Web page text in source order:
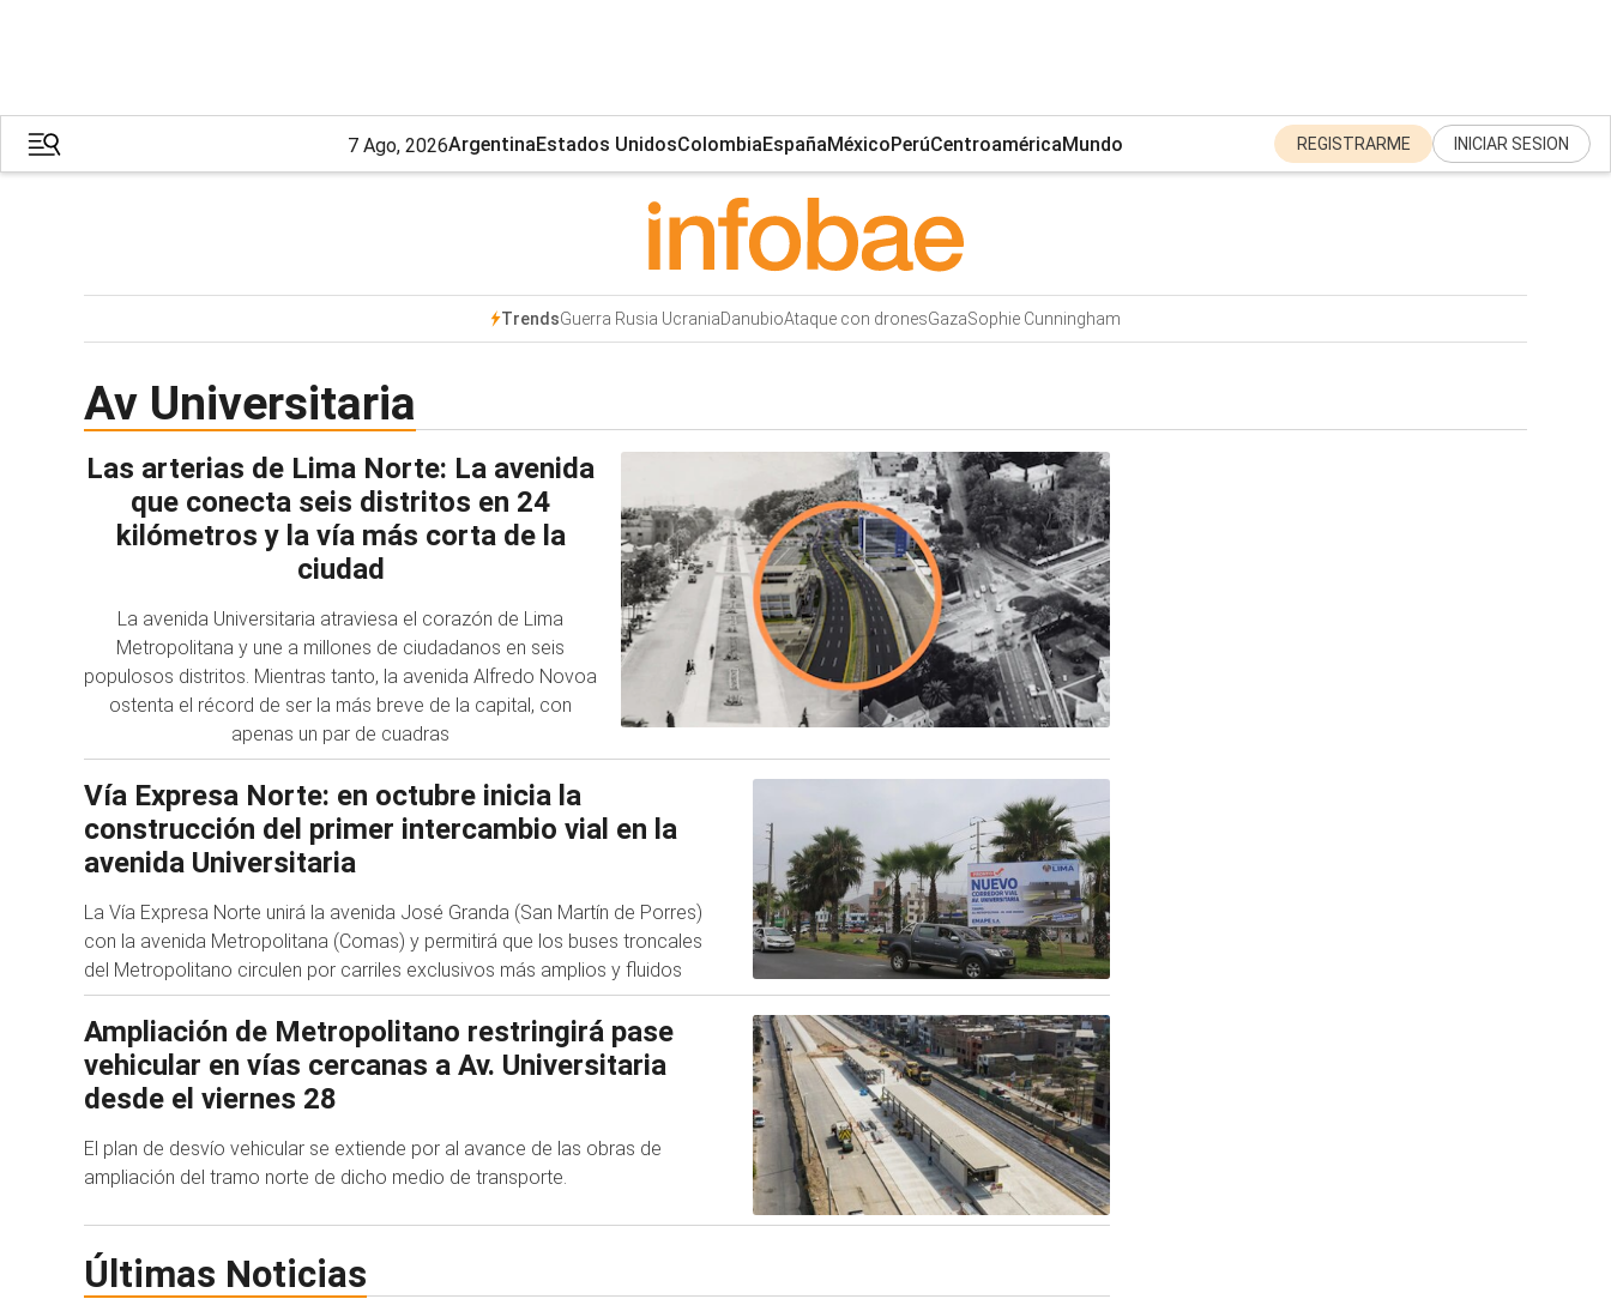
7 Ago, 2026ArgentinaEstados UnidosColombiaEspañaMéxicoPerúCentroaméricaMundo REGISTRARME INICIAR SESION
TrendsGuerra Rusia UcraniaDanubioAtaque con dronesGazaSophie Cunningham
Av Universitaria
Las arterias de Lima Norte: La avenida
que conecta seis distritos en 24
kilómetros y la vía más corta de la
ciudad
La avenida Universitaria atraviesa el corazón de Lima
Metropolitana y une a millones de ciudadanos en seis
populosos distritos. Mientras tanto, la avenida Alfredo Novoa
ostenta el récord de ser la más breve de la capital, con
apenas un par de cuadras
Vía Expresa Norte: en octubre inicia la
construcción del primer intercambio vial en la
avenida Universitaria
La Vía Expresa Norte unirá la avenida José Granda (San Martín de Porres)
con la avenida Metropolitana (Comas) y permitirá que los buses troncales
del Metropolitano circulen por carriles exclusivos más amplios y fluidos
Ampliación de Metropolitano restringirá pase
vehicular en vías cercanas a Av. Universitaria
desde el viernes 28
El plan de desvío vehicular se extiende por al avance de las obras de
ampliación del tramo norte de dicho medio de transporte.
Últimas Noticias